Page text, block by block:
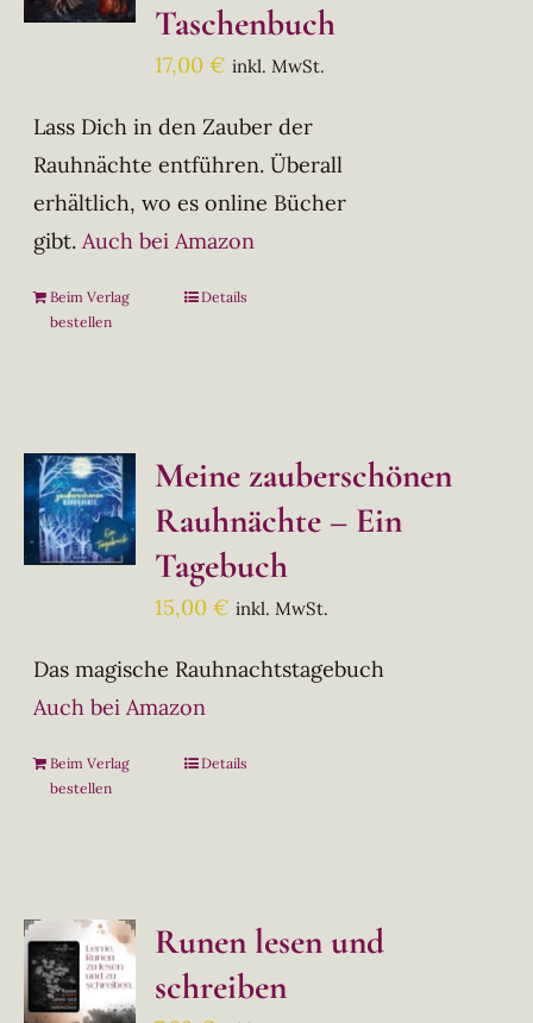
Taschenbuch
17,00€ inkl. MwSt.
Lass Dich in den Zauber der
Rauhnächte entführen. Überall
erhältlich, wo es online Bücher
gibt.Auch bei Amazon
Beim Verlag
bestellen
Details
Meine zauberschönen
Rauhnächte – Ein
Tagebuch
15,00€ inkl. MwSt.
Das magische Rauhnachtstagebuch
Auch bei Amazon
Beim Verlag
bestellen
Details
Runen lesen und
schreiben